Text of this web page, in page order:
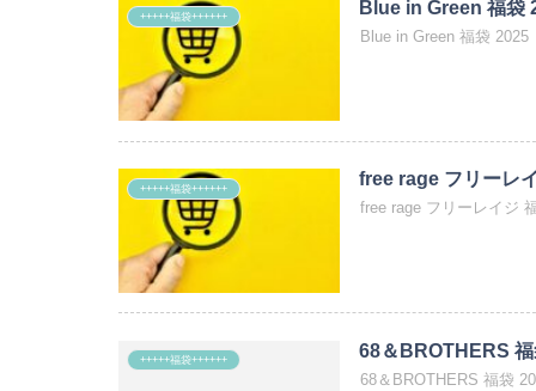
+++++福袋++++++ Blue in Green 福袋
Blue in Green 福袋
+++++福袋++++++ free rage フリーレ
free rage フリーレイジ
+++++福袋++++++ 68＆BROTHERS
68＆BROTHERS 福袋